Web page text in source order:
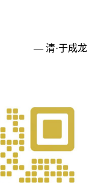
— 清·于成龙